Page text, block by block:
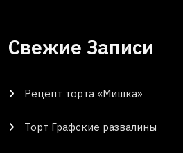
Свежие Записи
Рецепт торта «Мишка»
Торт Графские развалины